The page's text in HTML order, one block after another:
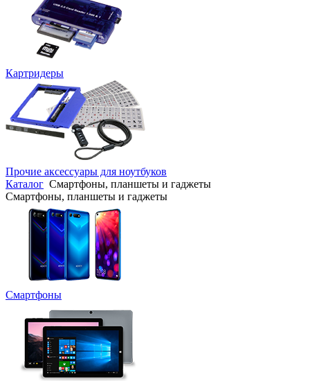
Картридеры
Прочие аксессуары для ноутбуков
Каталог Смартфоны, планшеты и гаджеты
Смартфоны, планшеты и гаджеты
Смартфоны